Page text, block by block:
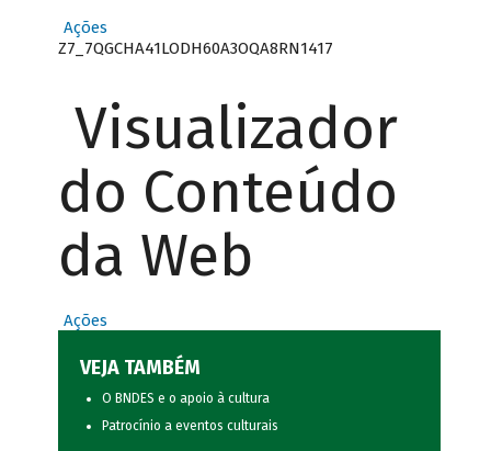
Ações
Z7_7QGCHA41LODH60A3OQA8RN1417
Visualizador
do Conteúdo
da Web
Ações
VEJA TAMBÉM
O BNDES e o apoio à cultura
Patrocínio a eventos culturais